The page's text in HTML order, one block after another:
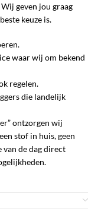
geven jou graag
keuze is.
waar wij om bekend
regelen.
die landelijk
ontzorgen wij
stof in huis, geen
van de dag direct